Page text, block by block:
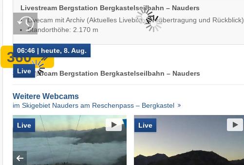
Livestream Bergstation Bergkastelseilbahn – Nauders
Livecam mit Archiv (Aktuelles Livebild, Liveübertragung und Rückblick)
Standorthöhe: 2.170 m
360°
Live
06:46 | heute, 8. Aug.
360° Webcam Bergstation Bergkastelseilbahn – Nauders
Weitere Webcams
im Skigebiet Nauders am Reschenpass – Bergkastel
Live Live